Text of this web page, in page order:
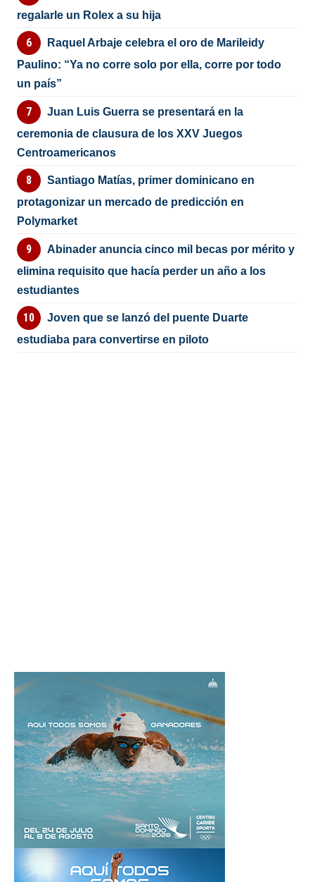
regalarle un Rolex a su hija
Raquel Arbaje celebra el oro de Marileidy
Paulino: “Ya no corre solo por ella, corre por todo
un país”
Juan Luis Guerra se presentará en la
ceremonia de clausura de los XXV Juegos
Centroamericanos
Santiago Matías, primer dominicano en
protagonizar un mercado de predicción en
Polymarket
Abinader anuncia cinco mil becas por mérito y
elimina requisito que hacía perder un año a los
estudiantes
Joven que se lanzó del puente Duarte
estudiaba para convertirse en piloto